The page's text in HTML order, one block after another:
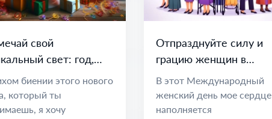
свой
свет: год,
мечтаний и
биении этого нового
который ты
я хочу
Отпразднуйте силу и
грацию женщин в
Международный
женский день
В этот Международный
женский день мое сердце
наполняется